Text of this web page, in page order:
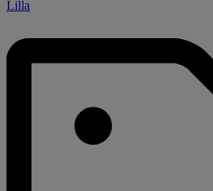
Lilla